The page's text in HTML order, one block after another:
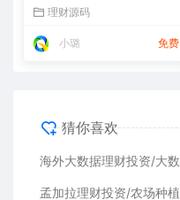
理财源码
小璐 免费
猜你喜欢